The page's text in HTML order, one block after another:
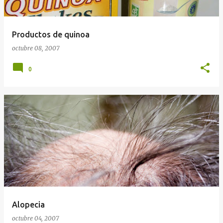
Productos de quinoa
octubre 08, 2007
0
Alopecia
octubre 04, 2007